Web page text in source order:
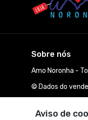
Aviso de
Sobre nós
Amo Noronha -
© Dados do